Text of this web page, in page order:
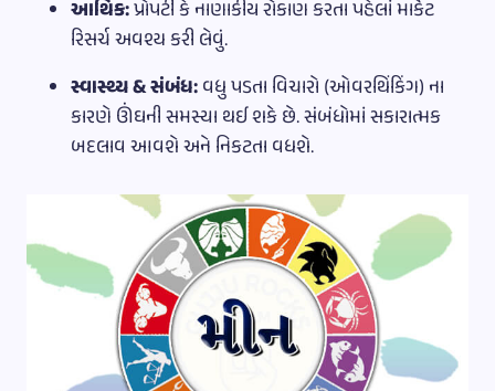
આર્થિક:પ્રોપર્ટી કે નાણાકીય રોકાણ કરતા પહેલાં માર્કેટ
રિસર્ચ અવશ્ય કરી લેવું.
સ્વાસ્થ્ય & સંબંધ:વધુ પડતા વિચારો (ઓવરથિંકિંગ) ના
કારણે ઊંઘની સમસ્યા થઈ શકે છે. સંબંધોમાં સકારાત્મક
બદલાવ આવશે અને નિકટતા વધશે.